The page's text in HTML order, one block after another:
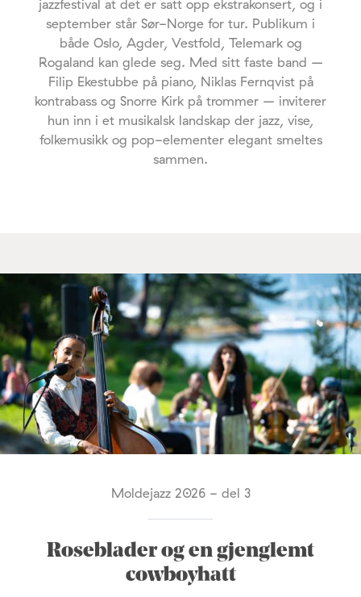
jazzfestival at det er satt opp ekstrakonsert, og i
september står Sør-Norge for tur. Publikum i
både Oslo, Agder, Vestfold, Telemark og
Rogaland kan glede seg. Med sitt faste band –
Filip Ekestubbe på piano, Niklas Fernqvist på
kontrabass og Snorre Kirk på trommer – inviterer
hun inn i et musikalsk landskap der jazz, vise,
folkemusikk og pop-elementer elegant smeltes
sammen.
Moldejazz 2026 - del 3
Roseblader og en gjenglemt
cowboyhatt